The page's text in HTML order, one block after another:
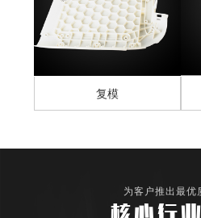
复模
为客户推出最优